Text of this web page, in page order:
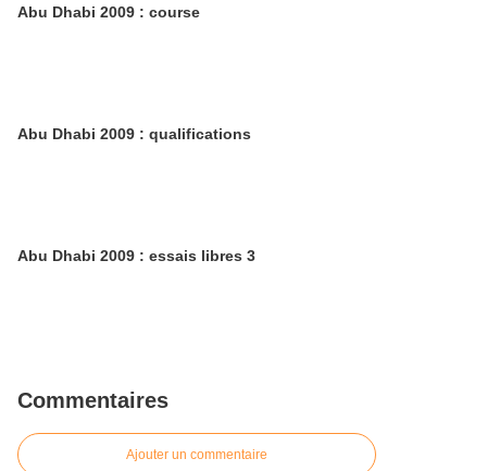
Abu Dhabi 2009 : course
Abu Dhabi 2009 : qualifications
Abu Dhabi 2009 : essais libres 3
Commentaires
Ajouter un commentaire